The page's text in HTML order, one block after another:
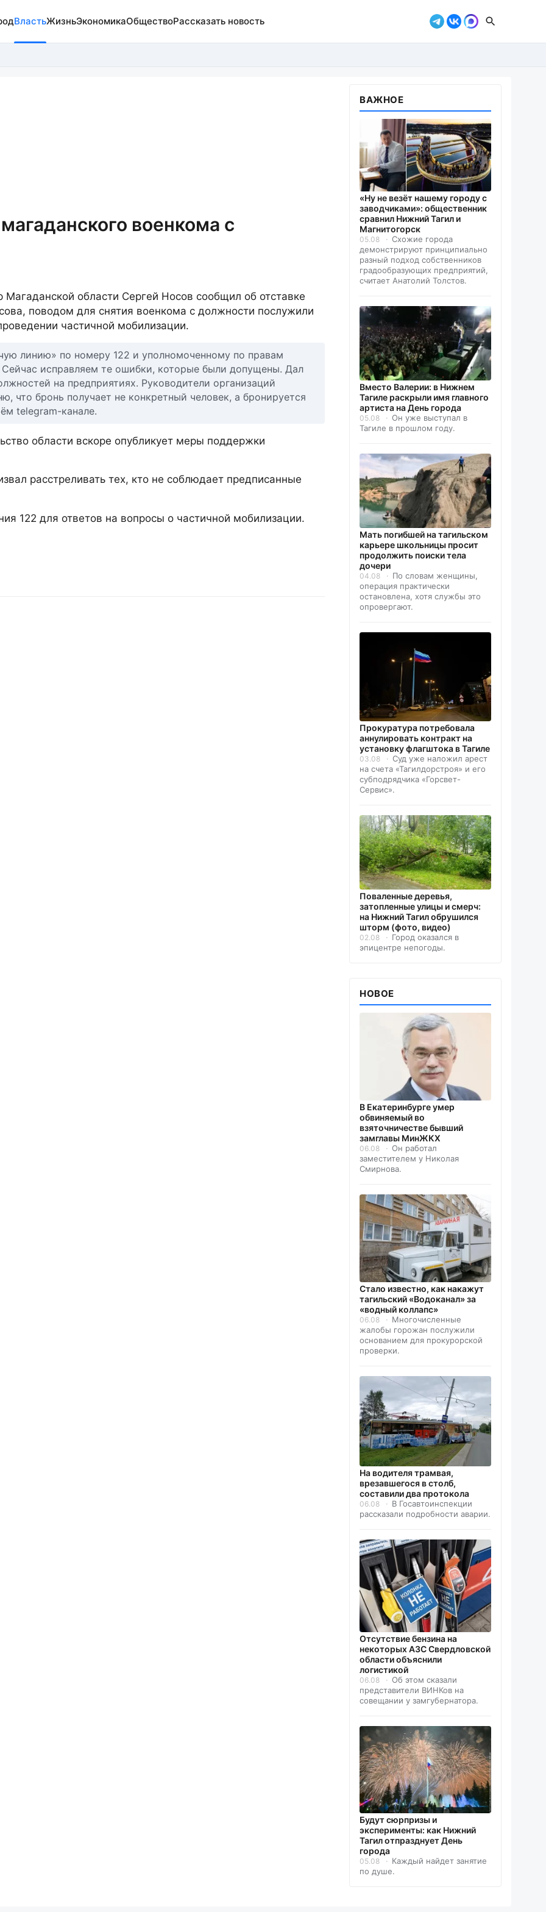
ВластьЖизньЭкономикаОбществоРассказать новость
военкома с
области Сергей Носов сообщил об отставке
поводом для снятия военкома с должности послужили
частичной мобилизации.
линию» по номеру 122 и уполномоченному по правам
Сейчас исправляем те ошибки, которые были допущены. Дал
на предприятиях. Руководители организаций
что бронь получает не конкретный человек, а бронируется
telegram-канале.
области вскоре опубликует меры поддержки
расстреливать тех, кто не соблюдает предписанные
122 для ответов на вопросы о частичной мобилизации.
ВАЖНОЕ
«Ну не везёт нашему городу с
заводчиками»: общественник
сравнил Нижний Тагил и
Магнитогорск
05.08
Схожие города
демонстрируют принципиально
разный подход собственников
градообразующих предприятий,
считает Анатолий Толстов.
Вместо Валерии: в Нижнем
Тагиле раскрыли имя главного
артиста на День города
05.08
Он уже выступал в
Тагиле в прошлом году.
Мать погибшей на тагильском
карьере школьницы просит
продолжить поиски тела
дочери
04.08
По словам женщины,
операция практически
остановлена, хотя службы это
опровергают.
Прокуратура потребовала
аннулировать контракт на
установку флагштока в Тагиле
03.08
Суд уже наложил арест
на счета «Тагилдорстроя» и его
субподрядчика «Горсвет-
Сервис».
Поваленные деревья,
затопленные улицы и смерч:
на Нижний Тагил обрушился
шторм (фото, видео)
02.08
Город оказался в
эпицентре непогоды.
НОВОЕ
В Екатеринбурге умер
обвиняемый во
взяточничестве бывший
замглавы МинЖКХ
06.08
Он работал
заместителем у Николая
Смирнова.
Стало известно, как накажут
тагильский «Водоканал» за
«водный коллапс»
06.08
Многочисленные
жалобы горожан послужили
основанием для прокурорской
проверки.
На водителя трамвая,
врезавшегося в столб,
составили два протокола
06.08
В Госавтоинспекции
рассказали подробности аварии.
Отсутствие бензина на
некоторых АЗС Свердловской
области объяснили
логистикой
06.08
Об этом сказали
представители ВИНКов на
совещании у замгубернатора.
Будут сюрпризы и
эксперименты: как Нижний
Тагил отпразднует День
города
05.08
Каждый найдет занятие
по душе.